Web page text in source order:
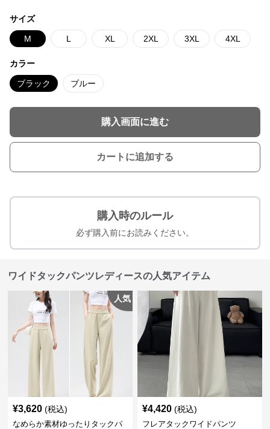
サイズ
M L XL 2XL 3XL 4XL
カラー
ブラック ブルー
購入画面に進む
カートに追加する
購入時のルール
必ず購入前にお読みください。
ワイドタックパンツレディースの人気アイテム
人気
¥3,620 (税込)
なめらか素材ゆったりタックパ
¥4,420 (税込)
フレアタックワイドパンツ